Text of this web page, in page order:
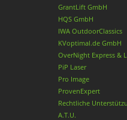
GrantLift GmbH
HQS GmbH
IWA OutdoorClassics
KVoptimal.de GmbH
OverNight Express &
PiP Laser
Pro Image
ProvenExpert
Rechtliche
A.T.U.